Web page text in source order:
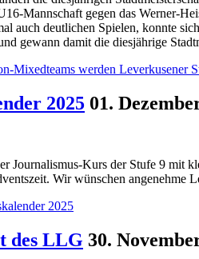
Mannschaft gegen das Werner-
auch deutlichen Spielen, konnte
gewann damit die diesjährige
Mixedteams werden Leverkusener
2025 01.
Journalismus-Kurs der Stufe 9 mit
Wir wünschen angenehme
2025
des LLG 30.